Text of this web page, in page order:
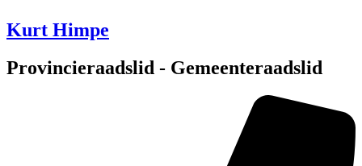
Kurt Himpe
Provincieraadslid - Gemeenteraadslid